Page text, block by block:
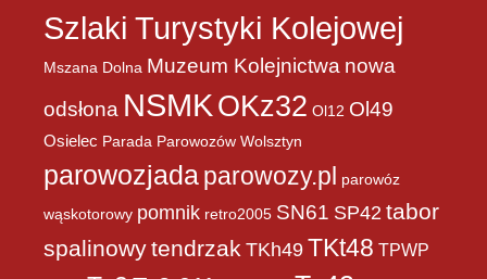
Szlaki Turystyki Kolejowej
Mszana Dolna Muzeum Kolejnictwa nowa
odsłona NSMK OKz32 Ol12 Ol49
Osielec Parada Parowozów Wolsztyn
parowozjada parowozy.pl parowóz
wąskotorowy pomnik retro2005 SN61 SP42 tabor
spalinowytendrzak TKh49 TKt48 TPWP